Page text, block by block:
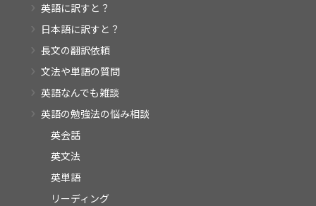
英語に訳すと？
日本語に訳すと？
長文の翻訳依頼
文法や単語の質問
英語なんでも雑談
英語の勉強法の悩み相談
英会話
英文法
英単語
リーディング